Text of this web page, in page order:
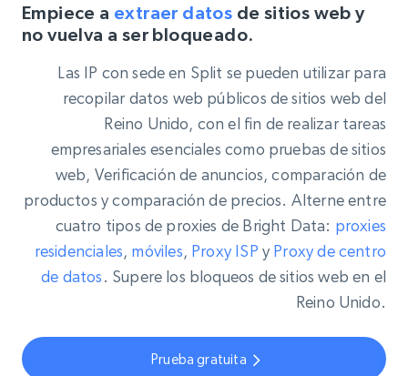
Empiece a extraer datos de sitios web y
no vuelva a ser bloqueado.
Las IP con sede en Split se pueden utilizar para
recopilar datos web públicos de sitios web del
Reino Unido, con el fin de realizar tareas
empresariales esenciales como pruebas de sitios
web, Verificación de anuncios, comparación de
productos y comparación de precios. Alterne entre
cuatro tipos de proxies de Bright Data: proxies
residenciales, móviles, Proxy ISP y Proxy de centro
de datos. Supere los bloqueos de sitios web en el
Reino Unido.
Prueba gratuita